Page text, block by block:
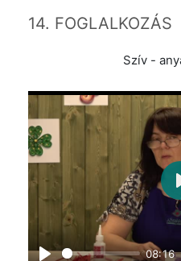
14. FOGLALKOZÁS
Szív -
08:16